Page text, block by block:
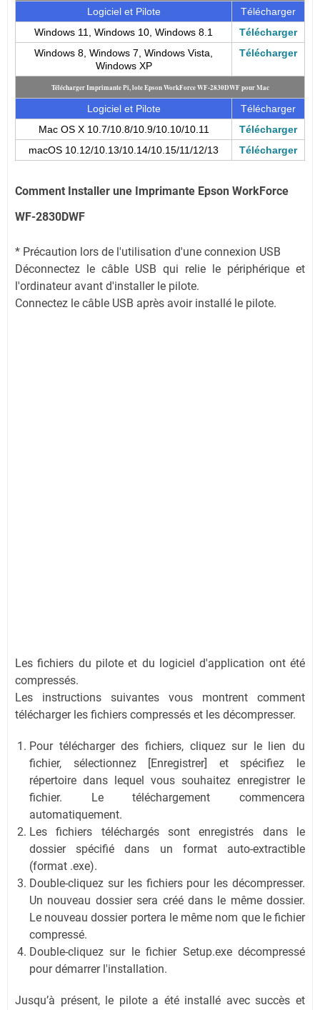
Logiciel et Pilote
Télécharger
Windows 11, Windows 10, Windows 8.1
Télécharger
Windows 8, Windows 7, Windows Vista,
Windows XP
Télécharger
Télécharger Imprimante Pi, lote Epson WorkForce WF-2830DWF pour Mac
Logiciel et Pilote
Télécharger
Mac OS X 10.7/10.8/10.9/10.10/10.11
Télécharger
macOS 10.12/10.13/10.14/10.15/11/12/13
Télécharger
Comment Installer une Imprimante Epson WorkForce
WF-2830DWF
* Précaution lors de l'utilisation d'une connexion USB
Déconnectez le câble USB qui relie le périphérique et
l'ordinateur avant d'installer le pilote.
Connectez le câble USB après avoir installé le pilote.
Les fichiers du pilote et du logiciel d'application ont été
compressés.
Les instructions suivantes vous montrent comment
télécharger les fichiers compressés et les décompresser.
Pour télécharger des fichiers, cliquez sur le lien du
fichier, sélectionnez [Enregistrer] et spécifiez le
répertoire dans lequel vous souhaitez enregistrer le
fichier. Le téléchargement commencera
automatiquement.
Les fichiers téléchargés sont enregistrés dans le
dossier spécifié dans un format auto-extractible
(format .exe).
Double-cliquez sur les fichiers pour les décompresser.
Un nouveau dossier sera créé dans le même dossier.
Le nouveau dossier portera le même nom que le fichier
compressé.
Double-cliquez sur le fichier Setup.exe décompressé
pour démarrer l'installation.
Jusqu’à présent, le pilote a été installé avec succès et